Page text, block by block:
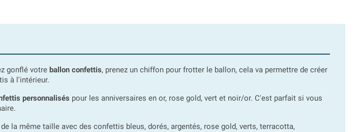
gonflé votre ballon confettis, prenez un chiffon pour frotter le ballon, cela va permettre de créer
à l'intérieur.
personnalisés pour les anniversaires en or, rose gold, vert et noir/or. C'est parfait si vous
de la même taille avec des confettis bleus, dorés, argentés, rose gold, verts, terracotta,